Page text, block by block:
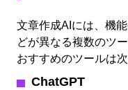
文章作成AIには、機
どが異なる複数のツ
おすすめのツールは次
ChatGPT